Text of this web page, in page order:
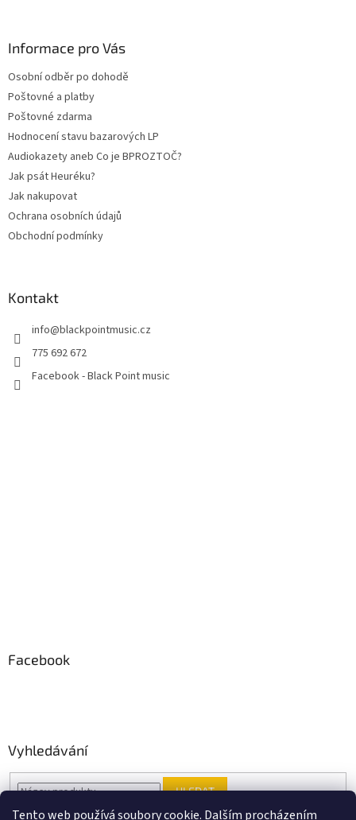
Tento web používá soubory cookie. Dalším procházením
Informace pro Vás
Osobní odběr po dohodě
Poštovné a platby
Poštovné zdarma
Hodnocení stavu bazarových LP
Audiokazety aneb Co je BPROZTOČ?
Jak psát Heuréku?
Jak nakupovat
Ochrana osobních údajů
Obchodní podmínky
Kontakt
info@blackpointmusic.cz
775 692 672
Facebook - Black Point music
Facebook
Vyhledávání
HLEDAT